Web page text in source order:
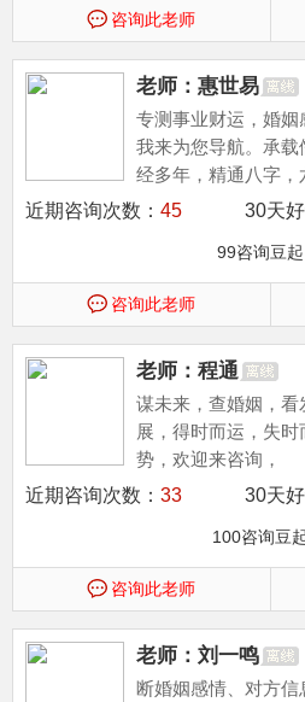
咨询此老师
老师：惠世易
专测事业财运，婚姻
我来为您导航。承
经多年，精通八字，
近期咨询次数： 45 30天好
99咨询豆起
咨询此老师
老师：程通
谋未来，查婚姻，
展，得时而运，失
势，欢迎来咨询，
近期咨询次数： 33 30天好
100咨询豆
咨询此老师
老师：刘一鸣
断婚姻感情、对方